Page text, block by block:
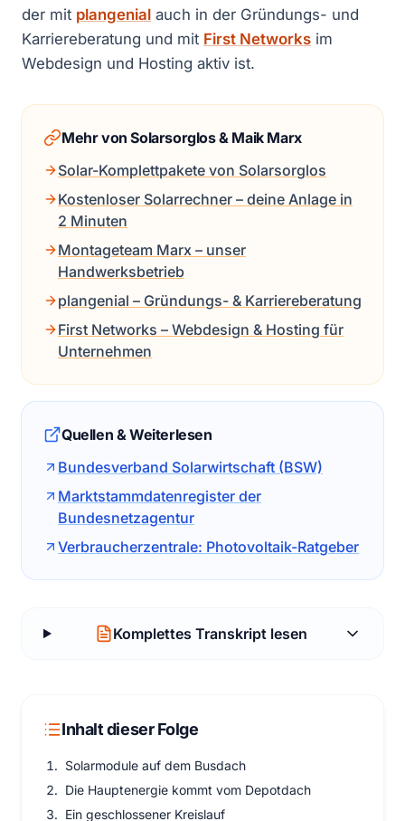
der mit plangenial auch in der Gründungs- und
Karriereberatung und mit First Networks im
Webdesign und Hosting aktiv ist.
Mehr von Solarsorglos & Maik Marx
Solar-Komplettpakete von Solarsorglos
Kostenloser Solarrechner – deine Anlage in
2 Minuten
Montageteam Marx – unser
Handwerksbetrieb
plangenial – Gründungs- & Karriereberatung
First Networks – Webdesign & Hosting für
Unternehmen
Quellen & Weiterlesen
Bundesverband Solarwirtschaft (BSW)
Marktstammdatenregister der
Bundesnetzagentur
Verbraucherzentrale: Photovoltaik-Ratgeber
Komplettes Transkript lesen
Inhalt dieser Folge
Solarmodule auf dem Busdach
Die Hauptenergie kommt vom Depotdach
Ein geschlossener Kreislauf